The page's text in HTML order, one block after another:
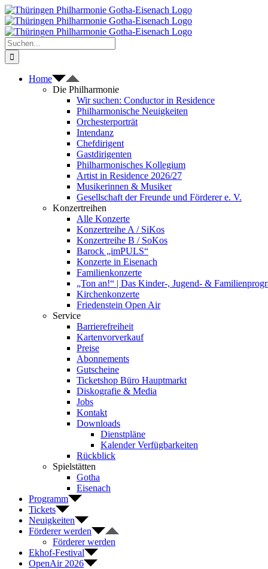
Zum
Inhalt
springen
Suche
nach:
Home
Die Philharmonie
Wir suchen: Conductor in Residence
Philharmonische Neuigkeiten
Orchesterporträt
Intendanz
Chefdirigent
Gastdirigenten
Philharmonisches Kollegium
Artist in Residence 2026/27
Musikerinnen & Musiker
Gesellschaft der Freunde und Förderer e. V.
Konzertreihen
Alle Konzerte
Konzertreihe A / SiKos
Konzertreihe B / SoKos
Barock „imPULS“
Konzerte in Eisenach
Familienkonzerte
„Ton an!“ | Das Kinder-, Jugend- &
Kirchenkonzerte
Friedenstein Open Air
Service
Barrierefreiheit
Kartenvorverkauf
Preise
Abonnements
Gutscheine
Ticketshop Büro Hauptmarkt
Diskografie & Media
Jobs
Kontakt
Downloads
Dienstpläne
Kalender Verfügbarkeiten
Rückblick
Spielstätten
Gotha
Eisenach
Programm
Tickets
Neuigkeiten
Förderer werden
Förderer werden
Ekhof-Festival
OpenAir 2026